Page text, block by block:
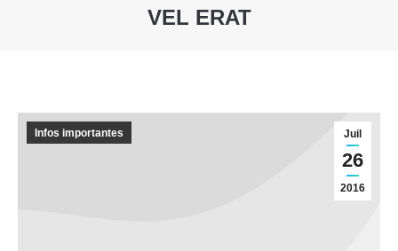
VEL ERAT
Juil
26
2016
Infos importantes